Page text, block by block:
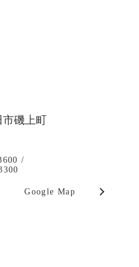
市磯上町
/
Google Map